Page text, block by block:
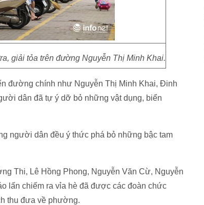
giải tỏa trên đường Nguyễn Thị Minh Khai.
đường chính như Nguyễn Thị Minh Khai, Đinh
dân đã tự ý dỡ bỏ những vật dụng, biển
người dân đều ý thức phá bỏ những bậc tam
Thi, Lê Hồng Phong, Nguyễn Văn Cừ, Nguyễn
lấn chiếm ra vỉa hè đã được các đoàn chức
thu đưa về phường.